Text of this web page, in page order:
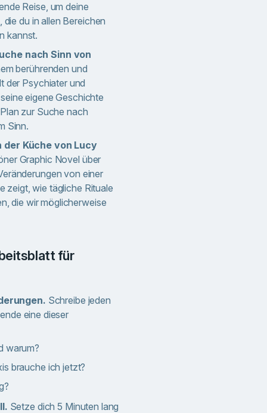
Reise, um deine
du in allen Bereichen
kannst.
nach Sinn von
berührenden und
der Psychiater und
eigene Geschichte
zur Suche nach
Sinn.
der Küche von Lucy
Graphic Novel über
von einer
zeigt, wie tägliche Rituale
die wir möglicherweise
Schreibe jeden
eine dieser
warum?
brauche ich jetzt?
Setze dich 5 Minuten lang